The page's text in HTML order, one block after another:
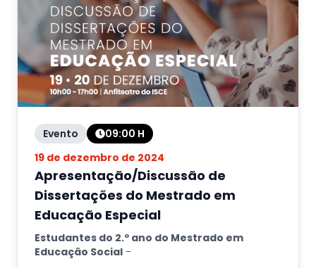
Evento 09:00 H
19 de dezembro de 2024
Apresentação/Discussão de
Dissertações do Mestrado em
Educação Especial
Estudantes do 2.º ano do Mestrado em
Educação Social -